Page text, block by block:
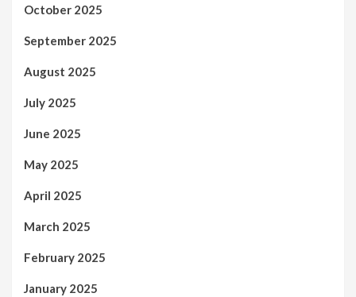
October 2025
September 2025
August 2025
July 2025
June 2025
May 2025
April 2025
March 2025
February 2025
January 2025